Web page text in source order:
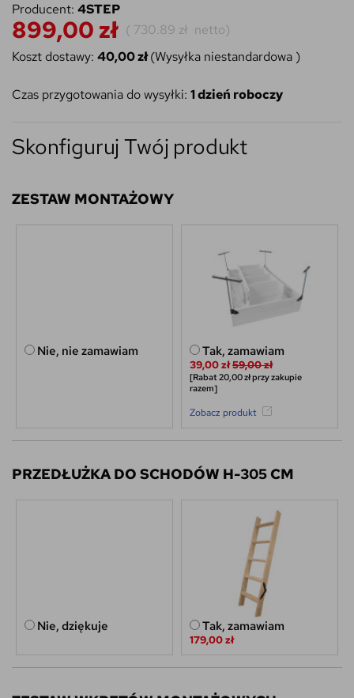
Producent: 4STEP
899,00 zł ( 730.89 zł netto)
Koszt dostawy: 40,00 zł(Wysyłka niestandardowa )
Czas przygotowania do wysyłki: 1 dzień roboczy
Skonfiguruj Twój produkt
ZESTAW MONTAŻOWY
Nie, nie zamawiam Tak, zamawiam
39,00 zł59,00 zł
[Rabat 20,00 zł przy zakupie
razem]
Zobacz produkt
PRZEDŁUŻKA DO SCHODÓW H-305 CM
Nie, dziękuje Tak, zamawiam
179,00 zł